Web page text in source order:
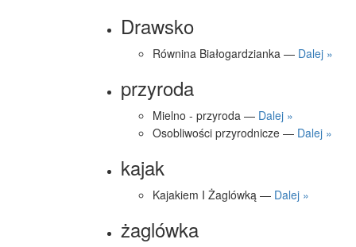
Drawsko
Równina Białogardzianka — Dalej »
przyroda
Mielno - przyroda — Dalej »
Osobliwości przyrodnicze — Dalej »
kajak
Kajakiem I Żaglówką — Dalej »
żaglówka